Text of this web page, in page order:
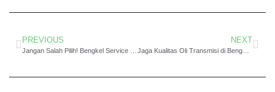
PREVIOUS NEXT
Jaga Kualitas Oli Transmisi di Bengkel Perbaikan Mobil Matic Daihatsu Sirion Bintaro Terpercaya